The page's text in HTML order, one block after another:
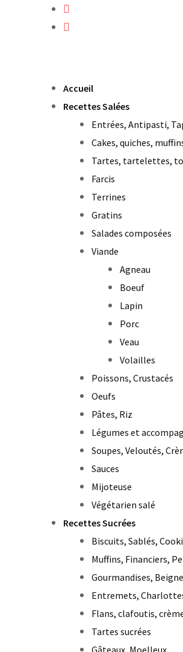
Accueil
Recettes Salées
Entrées, Antipasti,
Cakes, quiches,
Tartes, tartelettes,
Farcis
Terrines
Gratins
Salades composées
Viande
Agneau
Boeuf
Lapin
Porc
Veau
Volailles
Poissons, Crustacés
Oeufs
Pâtes, Riz
Légumes et
Soupes, Veloutés,
Sauces
Mijoteuse
Végétarien salé
Recettes Sucrées
Biscuits, Sablés,
Muffins, Financiers,
Gourmandises,
Entremets,
Flans, clafoutis,
Tartes sucrées
Gâteaux, Moelleux